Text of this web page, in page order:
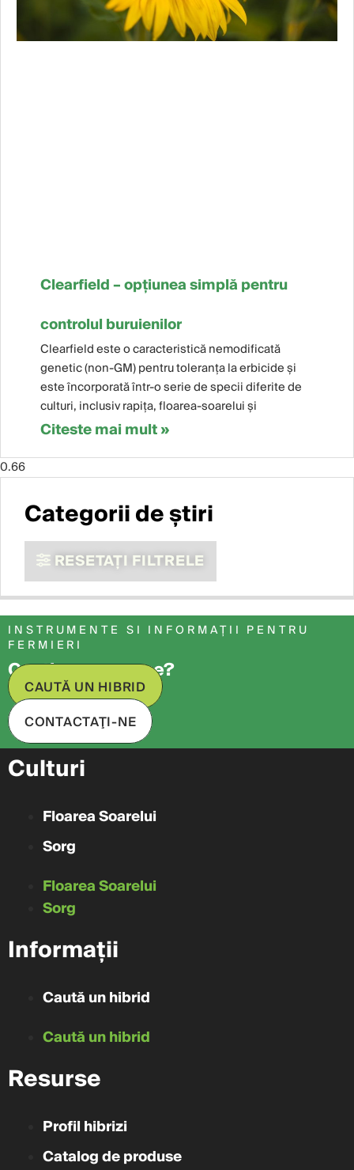
Clearfield – opțiunea simplă pentru
controlul buruienilor
Clearfield este o caracteristică nemodificată
genetic (non-GM) pentru toleranța la erbicide și
este încorporată într-o serie de specii diferite de
culturi, inclusiv rapița, floarea-soarelui și
Citeste mai mult »
Categorii de știri
RESETAȚI FILTRELE
INSTRUMENTE SI INFORMAȚII PENTRU
FERMIERI
Cauți ceva anume?
CAUTĂ UN HIBRID
CONTACTAŢI-NE
Culturi
Floarea Soarelui
Sorg
Floarea Soarelui
Sorg
Informații
Caută un hibrid
Caută un hibrid
Resurse
Profil hibrizi
Catalog de produse